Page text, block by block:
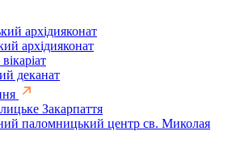
архідияконат
архідияконат
деканат
Закарпаття
паломницький центр св. Миколая